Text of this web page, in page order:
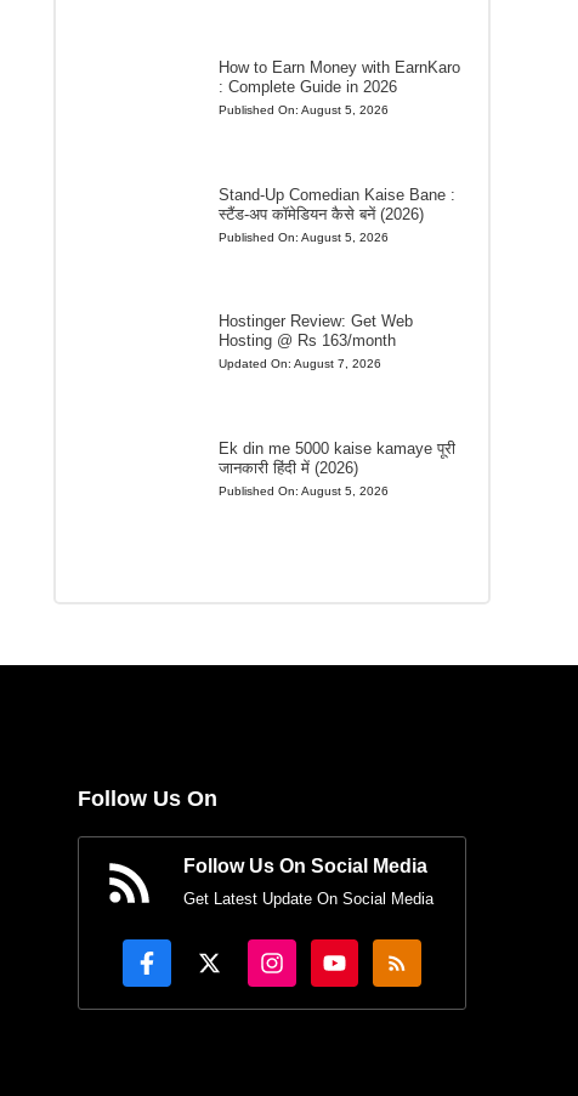
How to Earn Money with EarnKaro
: Complete Guide in 2026
Published On: August 5, 2026
Stand-Up Comedian Kaise Bane :
स्टैंड-अप कॉमेडियन कैसे बनें (2026)
Published On: August 5, 2026
Hostinger Review: Get Web
Hosting @ Rs 163/month
Updated On: August 7, 2026
Ek din me 5000 kaise kamaye पूरी
जानकारी हिंदी में (2026)
Published On: August 5, 2026
Follow Us On
Follow Us On Social Media
Get Latest Update On Social Media